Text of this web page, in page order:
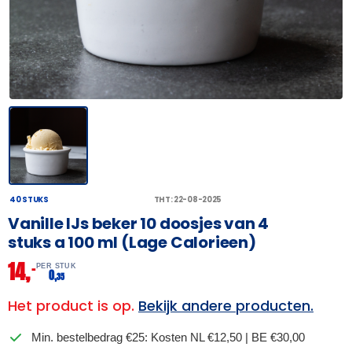
40 STUKS THT: 22-08-2025
Vanille IJs beker 10 doosjes van 4
stuks a 100 ml (Lage Calorieen)
14,– PER STUK
0,35
Het product is op. Bekijk andere producten.
Min. bestelbedrag €25: Kosten NL €12,50 | BE €30,00